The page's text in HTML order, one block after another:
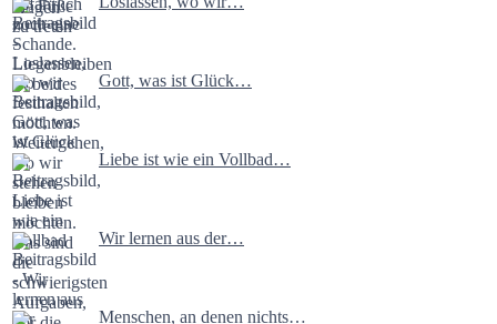
Gott, was ist Glück…
Liebe ist wie ein Vollbad…
Wir lernen aus der…
Menschen, an denen nichts…